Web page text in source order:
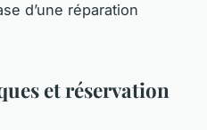
d’une réparation
et réservation